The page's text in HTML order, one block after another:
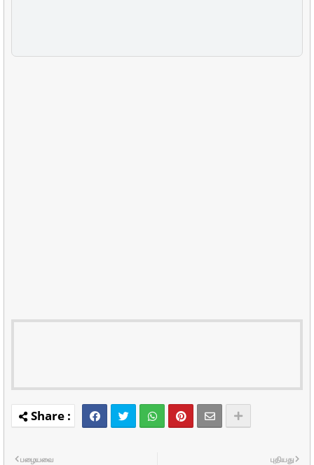
புதியது
பழையவை